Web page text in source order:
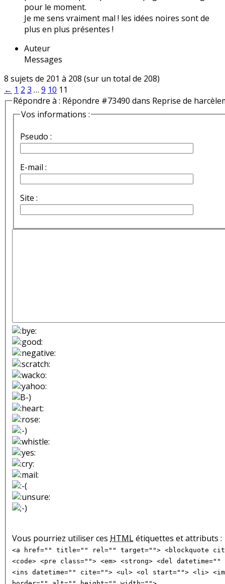
pour le moment.
Je me sens vraiment mal ! les idées noires sont de
plus en plus présentes !
Auteur
Messages
8 sujets de 201 à 208 (sur un total de 208)
← 1 2 3 … 9 10 11
Répondre à : Répondre #73490 dans Reprise de
Vos informations :
Pseudo :
E-mail :
Site :
Vous pourriez utiliser ces HTMLétiquettes et attributs :
<a href="" title="" rel="" target=""> <blockquote
<code> <pre class=""> <em> <strong> <del
<ins datetime="" cite=""> <ul> <ol start=""> <li>